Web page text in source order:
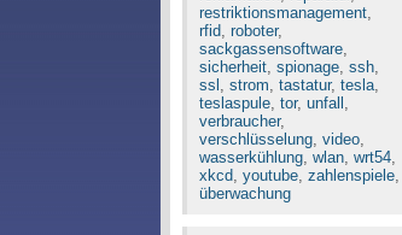
restriktionsmanagement,
rfid, roboter,
sackgassensoftware,
sicherheit, spionage, ssh,
ssl , strom, tastatur, tesla,
teslaspule, tor, unfall ,
verbraucher,
verschlüsselung, video,
wasserkühlung, wlan, wrt54,
xkcd, youtube, zahlenspiele,
überwachung